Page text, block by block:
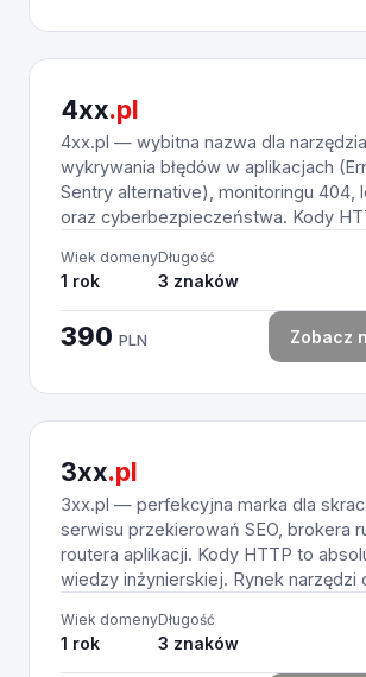
4xx.pl
4xx.pl — wybitna nazwa dla
wykrywania błędów w aplikacjach
Sentry alternative), monitoringu 404,
oraz cyberbezpieczeństwa. Kody
Wiek domeny
1 rok
Długość
3 znaków
390 PLN Zobacz
3xx.pl
3xx.pl — perfekcyjna marka dla
serwisu przekierowań SEO, brokera
routera aplikacji. Kody HTTP to
wiedzy inżynierskiej. Rynek narzędzi
Wiek domeny
1 rok
Długość
3 znaków